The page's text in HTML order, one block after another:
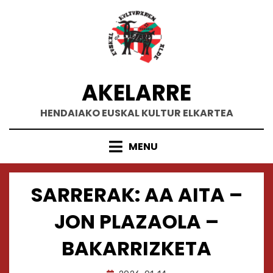
AKELARRE
HENDAIAKO EUSKAL KULTUR ELKARTEA
MENU
SARRERAK: AA AITA –
JON PLAZAOLA –
BAKARRIZKETA